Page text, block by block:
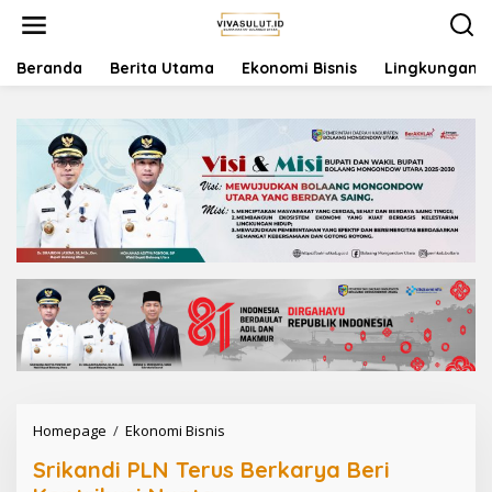
Beranda Berita Utama Ekonomi Bisnis Lingkungan
Homepage / Ekonomi Bisnis
i
Srikandi PLN Terus Berkarya Beri